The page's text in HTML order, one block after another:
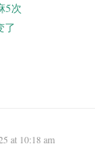
5次
了
at 10:18 am